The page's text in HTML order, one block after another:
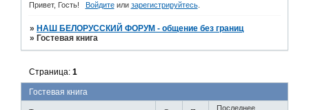
Привет, Гость! Войдитеили зарегистрируйтесь.
» НАШ БЕЛОРУССКИЙ ФОРУМ - общение без границ
» Гостевая книга
Гостевая книга
Страница:1
Последнее